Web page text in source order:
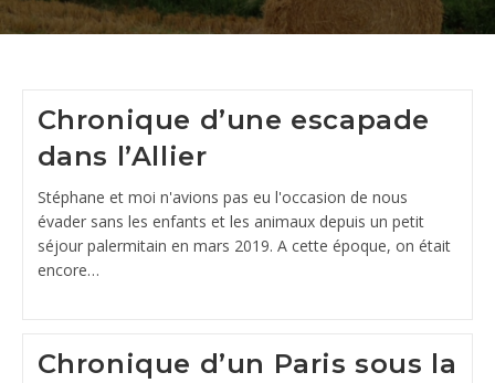
Chronique d’une escapade
dans l’Allier
Stéphane et moi n'avions pas eu l'occasion de nous
évader sans les enfants et les animaux depuis un petit
séjour palermitain en mars 2019. A cette époque, on était
encore…
Chronique d’un Paris sous la